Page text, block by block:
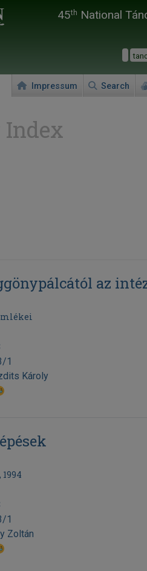
45th National
Impressum Search
Index
az
1
Károly
1
Zoltán